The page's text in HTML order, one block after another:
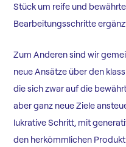
Stück um reife und
Bearbeitungsschritte
Zum Anderen sind wir
neue Ansätze über den
die sich zwar auf die
aber ganz neue Ziele
lukrative Schritt, mit
den herkömmlichen